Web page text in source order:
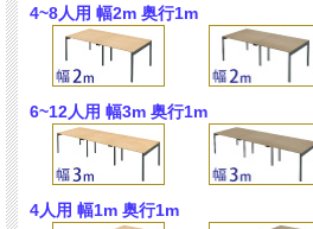
4~8人用 幅2m 奥行1m
6~12人用 幅3m 奥行1m
4人用 幅1m 奥行1m